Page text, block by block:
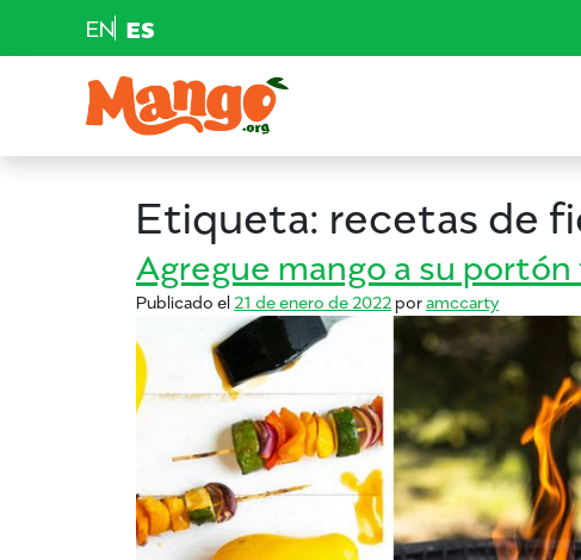
EN ES
Navegación principal
RECETAS
NUTRICIÓN
COMPRAR MANGOS
Etiqueta: recetas de
Agregue mango a su
Publicado el 21 de enero de 2022poramccarty